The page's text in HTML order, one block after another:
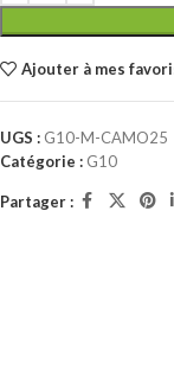
Ajouter à mes
UGS : G10-M-CAMO25
Catégorie : G10
Partager :